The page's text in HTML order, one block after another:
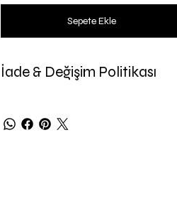
Sepete Ekle
İade & Değişim Politikası